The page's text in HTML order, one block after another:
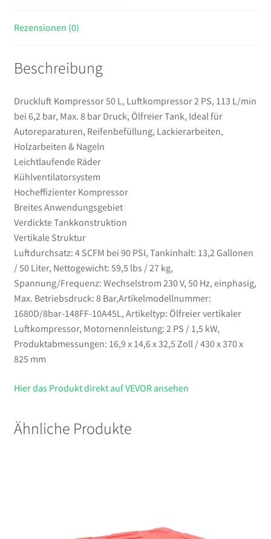
bar
Tank,
für
Autoreparaturen,
Reifenbefüllung,
Lackierarbeiten,
Holzarbeiten
&
Nageln
Menge
Rezensionen (0)
Beschreibung
Druckluft Kompressor 50 L, Luftkompressor 2 PS, 113 L/min
bei 6,2 bar, Max. 8 bar Druck, Ölfreier Tank, Ideal für
Autoreparaturen, Reifenbefüllung, Lackierarbeiten,
Holzarbeiten & Nageln
Leichtlaufende Räder
Kühlventilatorsystem
Hocheffizienter Kompressor
Breites Anwendungsgebiet
Verdickte Tankkonstruktion
Vertikale Struktur
Luftdurchsatz: 4 SCFM bei 90 PSI, Tankinhalt: 13,2 Gallonen
/ 50 Liter, Nettogewicht: 59,5 lbs / 27 kg,
Spannung/Frequenz: Wechselstrom 230 V, 50 Hz, einphasig,
Max. Betriebsdruck: 8 Bar,Artikelmodellnummer:
1680D/8bar-148FF-10A45L, Artikeltyp: Ölfreier vertikaler
Luftkompressor, Motornennleistung: 2 PS / 1,5 kW,
Produktabmessungen: 16,9 x 14,6 x 32,5 Zoll / 430 x 370 x
825 mm
Hier das Produkt direkt auf VEVOR ansehen
Ähnliche Produkte